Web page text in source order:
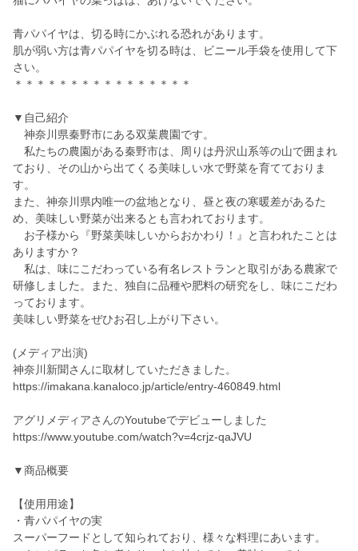
青パパイヤは、切る時にかぶれる恐れがあります。
肌が弱い方は青パパイヤを切る時は、ビニール手袋を使用して下
さい。
＊＊＊＊＊＊＊＊＊＊＊＊＊＊＊＊
▼自己紹介
神奈川県秦野市にある双葉農園です。
私たちの農園がある秦野市は、周りは丹沢山系等の山で囲まれ
ており、その山から出てくる美味しい水で野菜を育てておりま
す。
また、神奈川県内唯一の盆地となり、昼と夜の寒暖差があるた
め、美味しい野菜が出来るとも言われております。
お子様から『野菜美味しいからおかわり！』と言われたことは
ありますか？
私は、味にこだわっている有名レストランと取引がある農家で
研修しました。また、独自に品種や肥料の研究をし、味にこだわ
っております。
美味しい野菜をぜひお召し上がり下さい。
(メディア出演)
神奈川新聞さんに取材していただきました。
https://imakana.kanaloco.jp/article/entry-460849.html
アグリメディアさんのYoutubeでデビューしました
https://www.youtube.com/watch?v=4crjz-qaJVU
▼商品概要
【使用用途】
・青パパイヤの実
スーパーフードとして知られており、様々な料理にあいます。